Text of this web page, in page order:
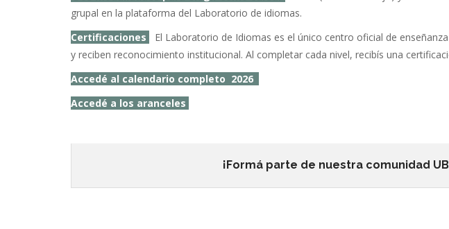
grupal en la plataforma del Laboratorio de idiomas.
Certificaciones
El Laboratorio de Idiomas es el único centro oficial de
y reciben reconocimiento institucional. Al completar cada nivel, recibís una
Accedé al calendario completo 2026
Accedé a los aranceles
¡Formá parte de nuestra comunidad